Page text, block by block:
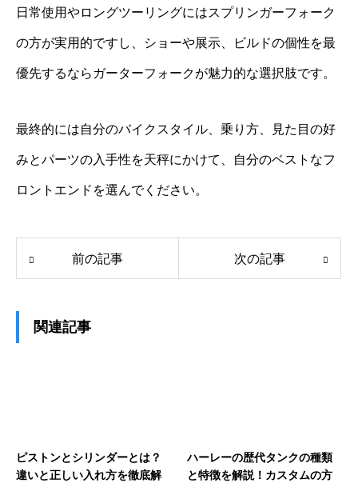
日常使用やロングツーリングにはスプリンガーフォーク
の方が実用的ですし、ショーや展示、ビルドの個性を最
優先するならガーターフォークが魅力的な選択肢です。
最終的には自分のバイクスタイル、乗り方、見た目の好
みとパーツの入手性を天秤にかけて、自分のベストなフ
ロントエンドを選んでください。
前の記事 次の記事
関連記事
ピストンとシリンダーとは？
違いと正しい入れ方を徹底解
ハーレーの歴代タンクの種類
と特徴を解説！カスタムの方